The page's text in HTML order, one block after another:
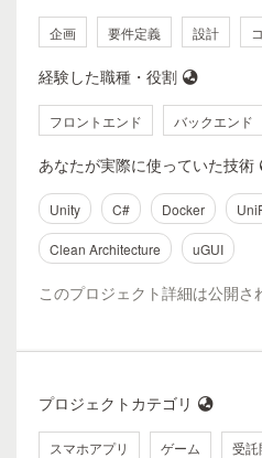
企画 要件定義 設計
経験した職種・役割
フロントエンド バックエンド
あなたが実際に使っていた技術
Unity C# Docker
Clean Architecture uGUI
このプロジェクト詳細は公開さ
プロジェクトカテゴリ
スマホアプリ ゲーム 受託